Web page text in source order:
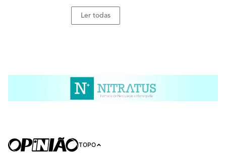
Ler todas
TOPO